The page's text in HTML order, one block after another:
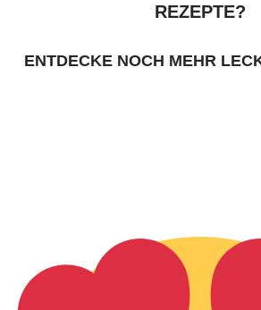
REZEPTE?
ENTDECKE NOCH MEHR